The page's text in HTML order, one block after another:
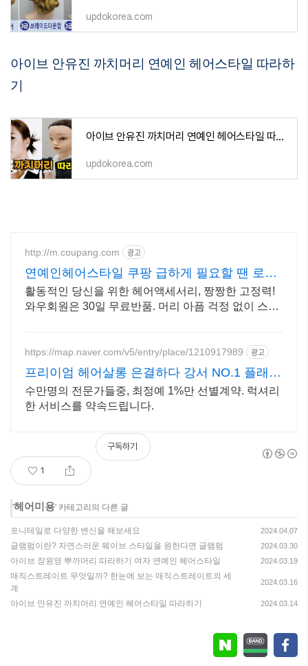
updokorea.com
아이브 안유진 까치머리 연예인 헤어스타일 따라하
기
아이브 안유진 까치머리 연예인 헤어스타일 따라하기
updokorea.com
http://m.coupang.com 광고
연예인헤어스타일 쿠팡 급하게 필요할 땐 로켓
배송
활동적인 당신을 위한 헤어액세서리, 짱짱한 고정력!
와우회원은 30일 무료반품. 머리 아픔 걱정 없이 스타
https://map.naver.com/v5/entry/place/1210917989 광고
프리이엄 헤어살롱 은결하다 강서 NO.1 플래그
십 살롱
수만명의 전문가들중, 최정예 1%만 선별계약. 럭셔리
한 서비스를 약속드립니다.
1
구독하기
'헤어미용' 카테고리의 다른 글
포니테일로 다양한 변신을 해보세요 2024.04.07
글램펌이란? 자연스러운 웨이브 스타일을 원한다면 글램펌 2024.03.30
아이브 장원영 뿌까머리 따라하기 여자 연예인 헤어스타일 2024.03.19
매직스트레이트 무엇일까? 한눈에 보는 매직스트레이트의 세
계
2024.03.16
아이브 안유진 까치머리 연예인 헤어스타일 따라하기 2024.03.14